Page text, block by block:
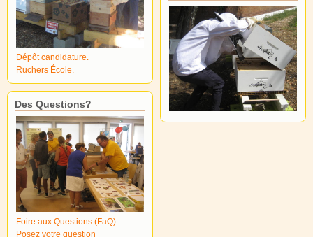
Dépôt candidature.
Ruchers École.
Des Questions?
Foire aux Questions (FaQ)
Posez votre question